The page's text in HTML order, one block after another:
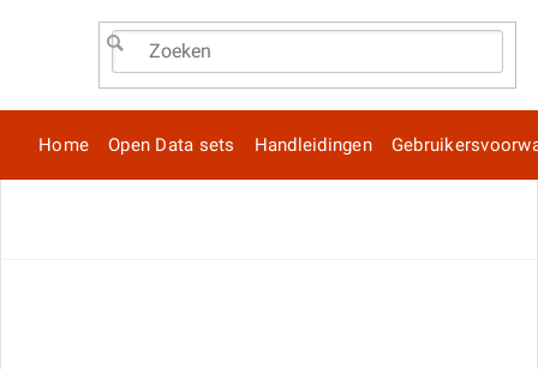
Home Open Data sets Handleidingen